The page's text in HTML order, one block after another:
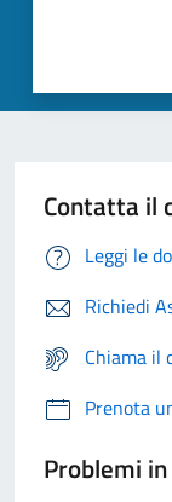
Contatta il
Leggi le
Richiedi
Chiama il
Prenota
Problemi